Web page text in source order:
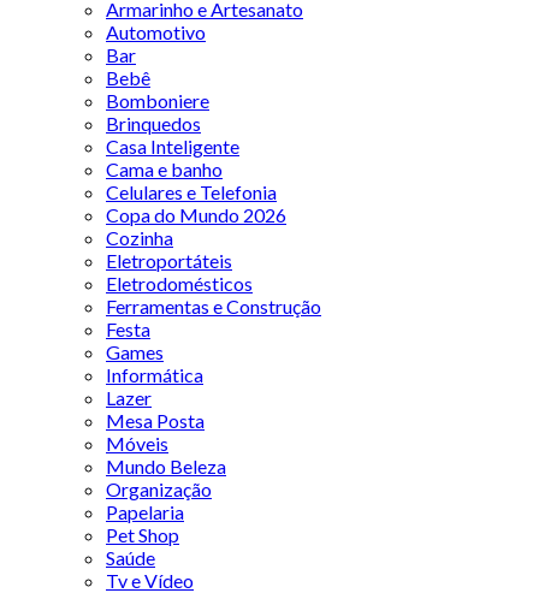
Armarinho e Artesanato
Automotivo
Bar
Bebê
Bomboniere
Brinquedos
Casa Inteligente
Cama e banho
Celulares e Telefonia
Copa do Mundo 2026
Cozinha
Eletroportáteis
Eletrodomésticos
Ferramentas e Construção
Festa
Games
Informática
Lazer
Mesa Posta
Móveis
Mundo Beleza
Organização
Papelaria
Pet Shop
Saúde
Tv e Vídeo